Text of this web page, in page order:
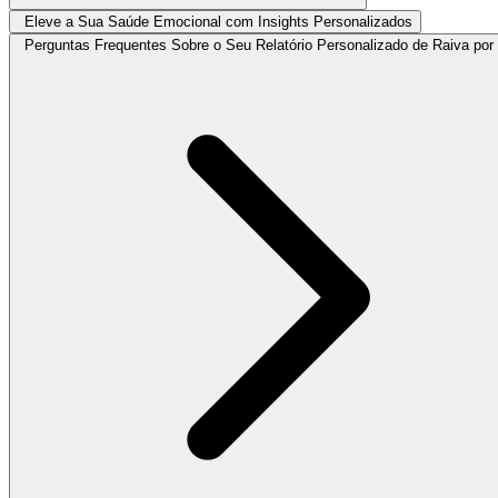
Eleve a Sua Saúde Emocional com Insights Personalizados
Perguntas Frequentes Sobre o Seu Relatório Personalizado de Raiva por